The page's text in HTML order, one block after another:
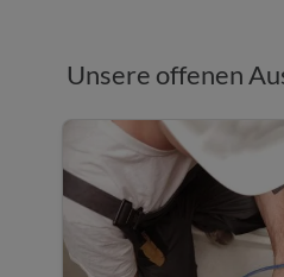
Unsere offenen